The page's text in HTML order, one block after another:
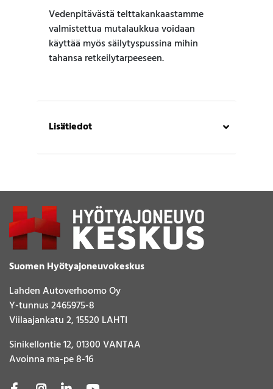
Vedenpitävästä telttakankaastamme
valmistettua mutalaukkua voidaan
käyttää myös säilytyspussina mihin
tahansa retkeilytarpeeseen.
Lisätiedot
Suomen Hyötyajoneuvokeskus
Lahden Autoverhoomo Oy
Y-tunnus 2465975-8
Viilaajankatu 2, 15520 LAHTI
Sinikellontie 12, 01300 VANTAA
Avoinna ma-pe 8-16